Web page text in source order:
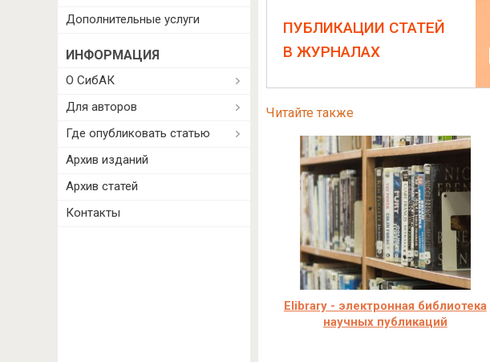
ПУБЛИКАЦИИ СТАТЕЙ
В ЖУРНАЛАХ
Читайте также
Elibrary - электронная библиотека
научных публикаций
Дополнительные услуги
ИНФОРМАЦИЯ
О СибАК
Для авторов
Где опубликовать статью
Архив изданий
Архив статей
Контакты